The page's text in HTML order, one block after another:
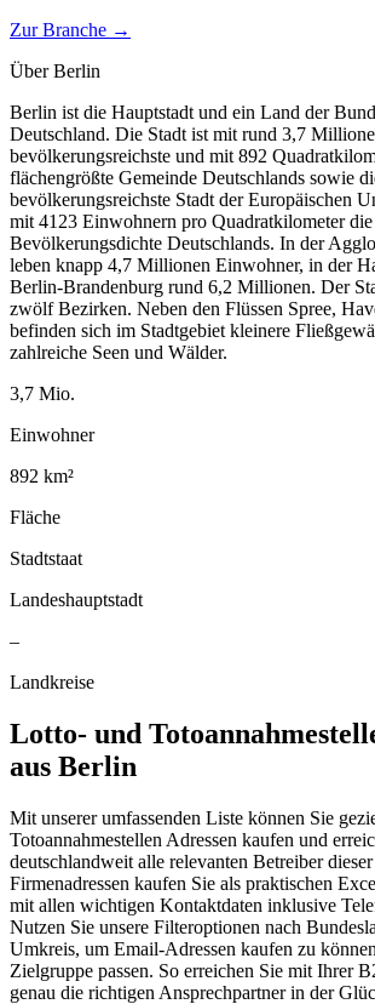
Zur Branche →
ÜberBerlin
Berlin ist die Hauptstadt und ein Land der
Deutschland. Die Stadt ist mit rund 3,7
bevölkerungsreichste und mit 892
flächengrößte Gemeinde Deutschlands sowie
bevölkerungsreichste Stadt der Europäischen
mit 4123 Einwohnern pro Quadratkilometer
Bevölkerungsdichte Deutschlands. In der
leben knapp 4,7 Millionen Einwohner, in der
Berlin-Brandenburg rund 6,2 Millionen. Der
zwölf Bezirken. Neben den Flüssen Spree,
befinden sich im Stadtgebiet kleinere
zahlreiche Seen und Wälder.
3,7 Mio.
Einwohner
892 km²
Fläche
Stadtstaat
Landeshauptstadt
–
Landkreise
Lotto- und
aus Berlin
Mit unserer umfassenden Liste können Sie
Totoannahmestellen Adressen kaufen und
deutschlandweit alle relevanten Betreiber
Firmenadressen kaufen Sie als praktischen
mit allen wichtigen Kontaktdaten inklusive
Nutzen Sie unsere Filteroptionen nach
Umkreis, um Email-Adressen kaufen zu
Zielgruppe passen. So erreichen Sie mit Ihrer
genau die richtigen Ansprechpartner in der